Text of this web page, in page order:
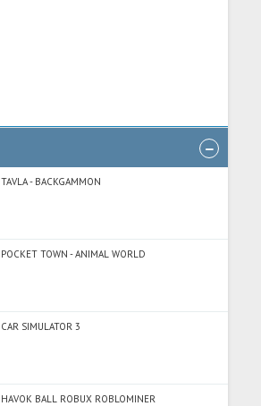
TAVLA - BACKGAMMON
POCKET TOWN - ANIMAL WORLD
CAR SIMULATOR 3
HAVOK BALL ROBUX ROBLOMINER